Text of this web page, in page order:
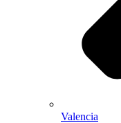
Valencia